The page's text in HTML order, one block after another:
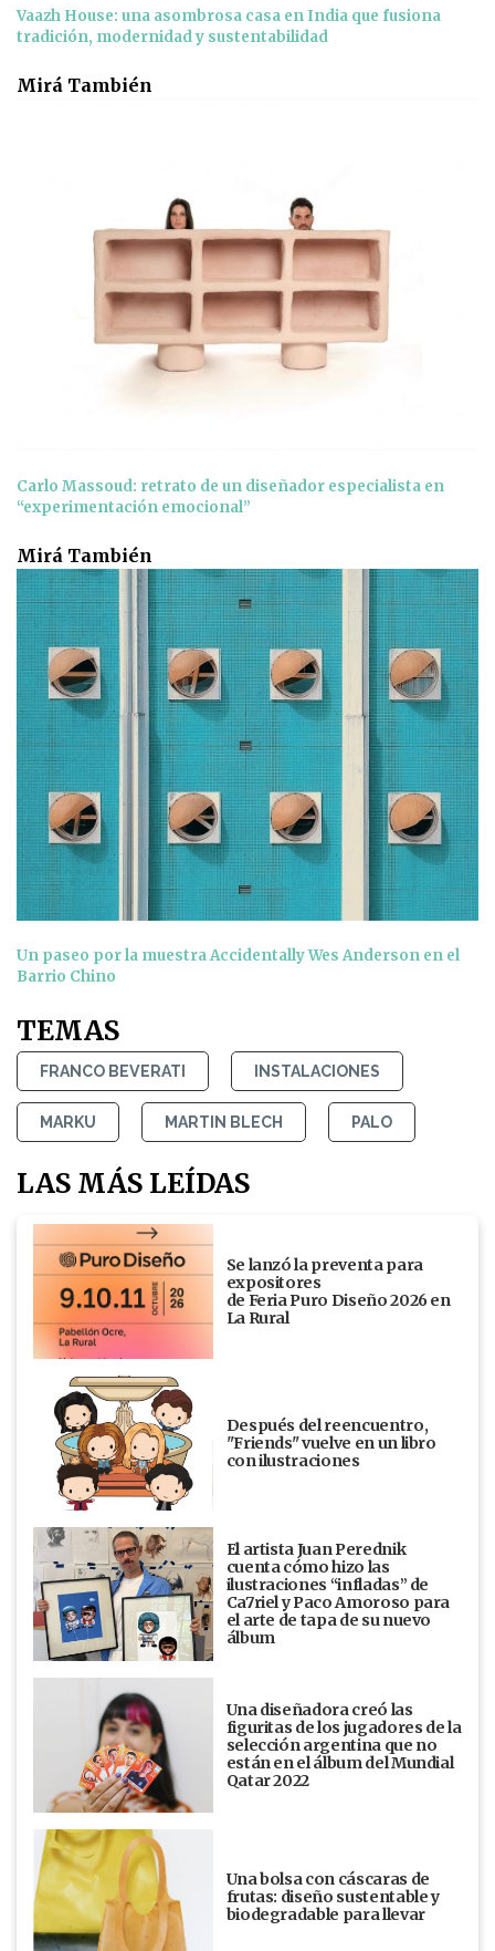
Vaazh House: una asombrosa casa en India que fusiona
tradición, modernidad y sustentabilidad
Mirá También
Carlo Massoud: retrato de un diseñador especialista en
“experimentación emocional”
Mirá También
Un paseo por la muestra Accidentally Wes Anderson en el
Barrio Chino
TEMAS
FRANCO BEVERATI INSTALACIONES
MARKU MARTIN BLECH PALO
LAS MÁS LEÍDAS
Se lanzó la preventa para
expositores
de Feria Puro Diseño 2026 en
La Rural
Después del reencuentro,
"Friends" vuelve en un libro
con ilustraciones
El artista Juan Perednik
cuenta cómo hizo las
ilustraciones “infladas” de
Ca7riel y Paco Amoroso para
el arte de tapa de su nuevo
álbum
Una diseñadora creó las
figuritas de los jugadores de la
selección argentina que no
están en el álbum del Mundial
Qatar 2022
Una bolsa con cáscaras de
frutas: diseño sustentable y
biodegradable para llevar